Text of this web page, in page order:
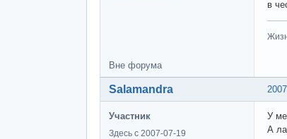
в
Вне форума
Salamandra
Участник
Здесь с 2007-07-19
У
А